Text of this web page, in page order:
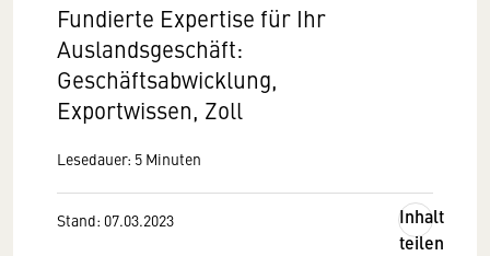
Fundierte Expertise für Ihr
Auslandsgeschäft:
Geschäftsabwicklung,
Exportwissen, Zoll
Lesedauer: 5 Minuten
Stand: 07.03.2023
Inhalt
teilen